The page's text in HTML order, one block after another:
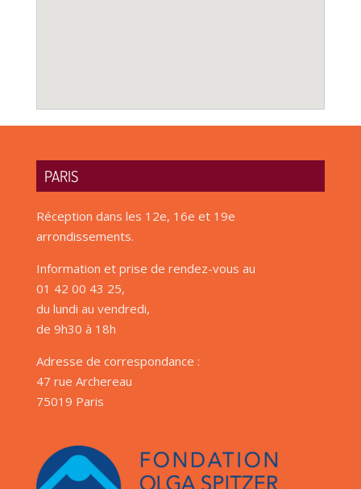
PARIS
Réception dans les 12e, 16e et 19e
arrondissements.
Information et prise de rendez-vous au
01 42 00 43 25,
du lundi au vendredi,
de 9h30 à 18h
Adresse de correspondance :
47 rue Archereau
75019 Paris